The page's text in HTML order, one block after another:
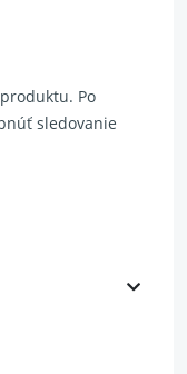
Po
sledovanie